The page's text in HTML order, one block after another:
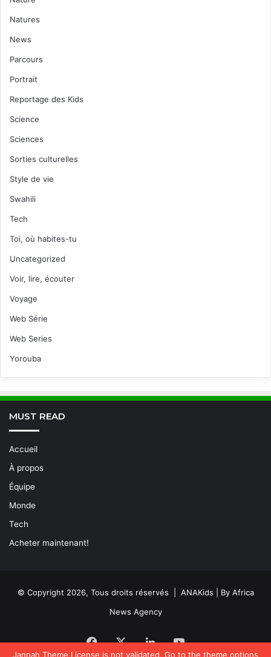
Jannah Theme License is not validated, Go to the theme options
Natures
News
Parcours
Portrait
Reportage des Kids
Science
Sciences
Sorties culturelles
Style de vie
Swahili
Tech
Toi, où habites-tu
Uncategorized
Voir, lire, écouter
Voyage
Web Série
Web Series
Yorouba
MUST READ
Accueil
À propos
Équipe
Monde
Tech
Acheter maintenant!
© Copyright 2026, Tous droits réservés | ANAKids | By Africa
News Agency
Facebook
X LinkedinYouTube